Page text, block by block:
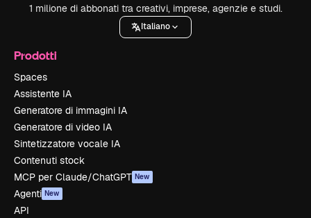
1 milione di abbonati tra creativi, imprese, agenzie e studi.
Italiano
Prodotti
Spaces
Assistente IA
Generatore di immagini IA
Generatore di video IA
Sintetizzatore vocale IA
Contenuti stock
MCP per Claude/ChatGPT New
Agenti New
API